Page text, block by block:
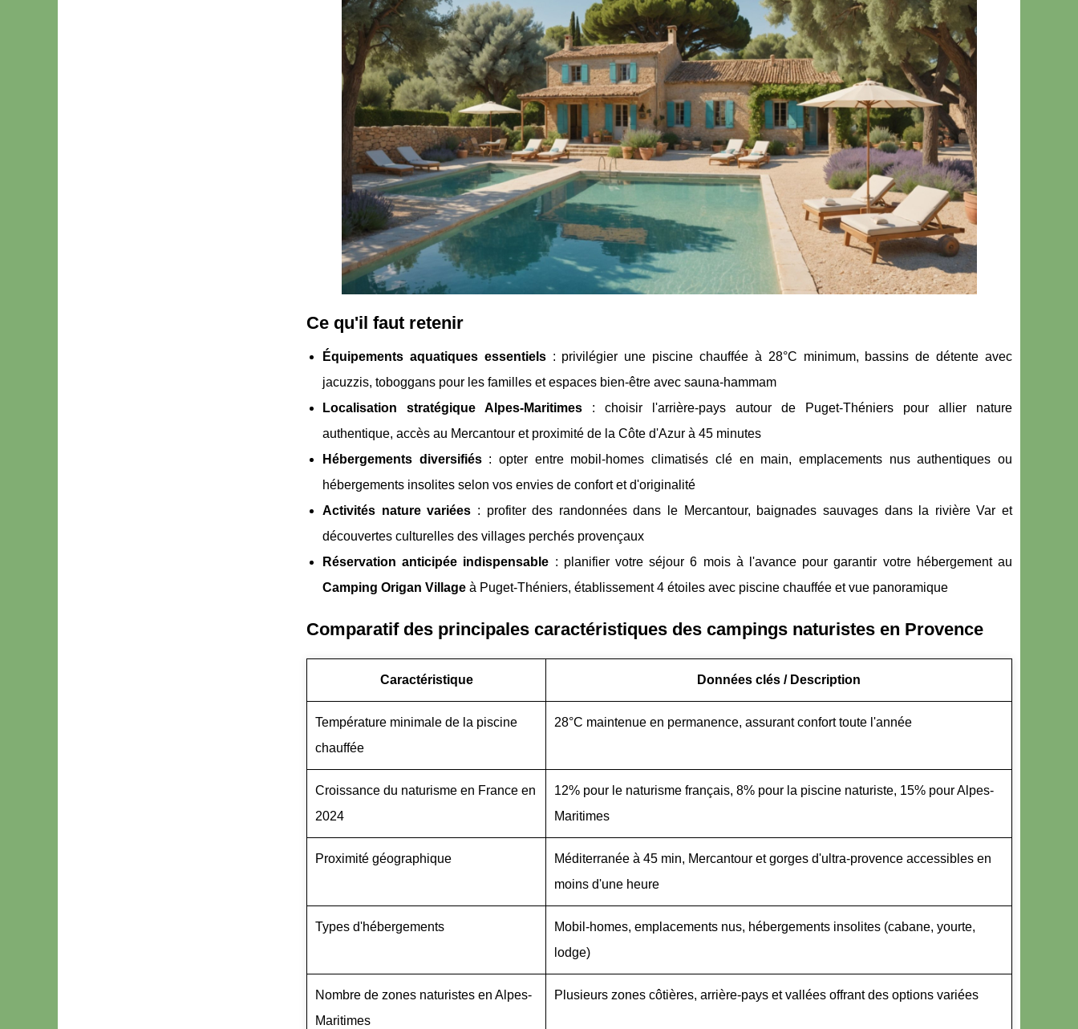
Ce qu'il faut retenir
Équipements aquatiques essentiels: privilégier une piscine chauffée à 28°C minimum, bassins de détente avec
jacuzzis, toboggans pour les familles et espaces bien-être avec sauna-hammam
Localisation stratégique Alpes-Maritimes : choisir l'arrière-pays autour de Puget-Théniers pour allier nature
authentique, accès au Mercantour et proximité de la Côte d'Azur à 45 minutes
Hébergements diversifiés: opter entre mobil-homes climatisés clé en main, emplacements nus authentiques ou
hébergements insolites selon vos envies de confort et d'originalité
Activités nature variées : profiter des randonnées dans le Mercantour, baignades sauvages dans la rivière Var et
découvertes culturelles des villages perchés provençaux
Réservation anticipée indispensable : planifier votre séjour 6 mois à l'avance pour garantir votre hébergement au
Camping Origan Village à Puget-Théniers, établissement 4 étoiles avec piscine chauffée et vue panoramique
Comparatif des principales caractéristiques des campings naturistes en Provence
Caractéristique Données clés / Description
Température minimale de la piscine
chauffée
28°C maintenue en permanence, assurant confort toute l'année
Croissance du naturisme en France en
2024
12% pour le naturisme français, 8% pour la piscine naturiste, 15% pour Alpes-
Maritimes
Proximité géographique
Méditerranée à 45 min, Mercantour et gorges d'ultra-provence accessibles en
moins d'une heure
Types d'hébergements
Mobil-homes, emplacements nus, hébergements insolites (cabane, yourte,
lodge)
Nombre de zones naturistes en Alpes-
Maritimes
Plusieurs zones côtières, arrière-pays et vallées offrant des options variées